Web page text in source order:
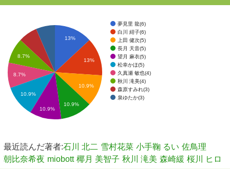
夢見里 龍(6)
白川 紺子(6)
上田 健次(5)
長月 天音(5)
望月 麻衣(5)
松幸かほ(5)
久真瀬 敏也(4)
秋川 滝美(4)
森原すみれ(3)
泉ゆたか(3)
13%
13%
10.9%
10.9%
8.7%
8.7%
10.9%
10.9%
最近読んだ著者:石川 北二 雪村花菜 小手鞠 るい 佐鳥理
朝比奈希夜 miobott 椰月 美智子 秋川 滝美 森崎緩 桜川 ヒロ